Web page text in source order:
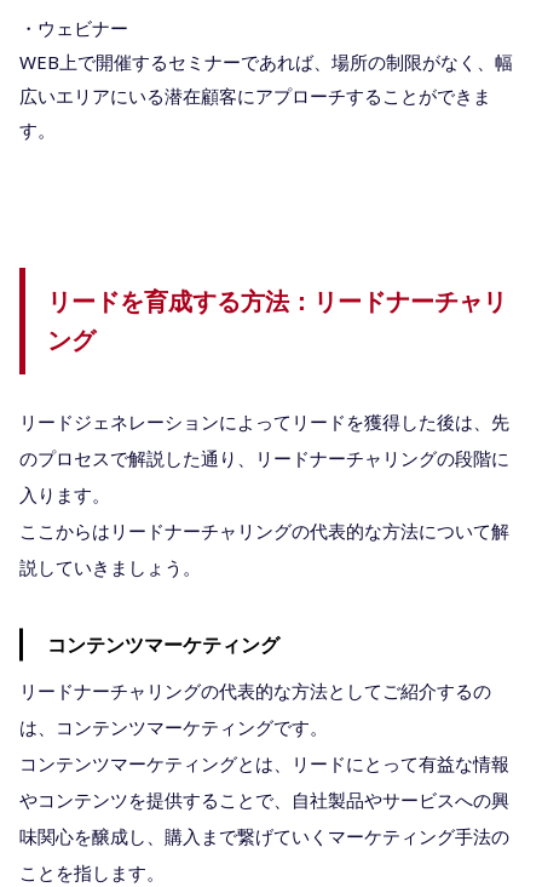
・ウェビナー
WEB上で開催するセミナーであれば、場所の制限がなく、幅
広いエリアにいる潜在顧客にアプローチすることができま
す。
リードを育成する方法：リードナーチャリ
ング
リードジェネレーションによってリードを獲得した後は、先
のプロセスで解説した通り、リードナーチャリングの段階に
入ります。
ここからはリードナーチャリングの代表的な方法について解
説していきましょう。
コンテンツマーケティング
リードナーチャリングの代表的な方法としてご紹介するの
は、コンテンツマーケティングです。
コンテンツマーケティングとは、リードにとって有益な情報
やコンテンツを提供することで、自社製品やサービスへの興
味関心を醸成し、購入まで繋げていくマーケティング手法の
ことを指します。